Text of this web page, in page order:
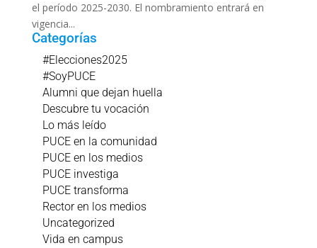
el período 2025-2030. El nombramiento entrará en
vigencia...
Categorías
#Elecciones2025
#SoyPUCE
Alumni que dejan huella
Descubre tu vocación
Lo más leído
PUCE en la comunidad
PUCE en los medios
PUCE investiga
PUCE transforma
Rector en los medios
Uncategorized
Vida en campus